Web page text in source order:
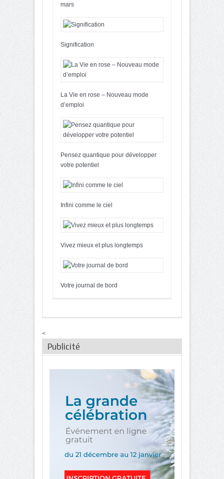
mars
Signification
La Vie en rose – Nouveau mode
d’emploi
Pensez quantique pour développer
votre potentiel
Infini comme le ciel
Vivez mieux et plus longtemps
Votre journal de bord
<
Publicité